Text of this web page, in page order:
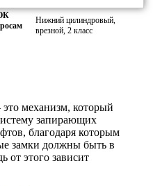
Нижний цилиндровый,
врезной, 2 класс
механизм, который
запирающих
благодаря которым
замки должны быть в
от этого зависит